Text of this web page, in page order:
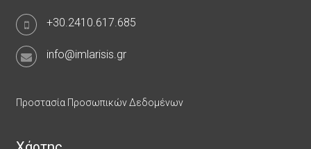
+30.2410.617.685
info@imlarisis.gr
Προστασία Προσωπικών Δεδομένων